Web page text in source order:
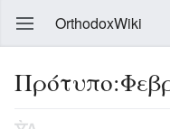
OrthodoxWiki